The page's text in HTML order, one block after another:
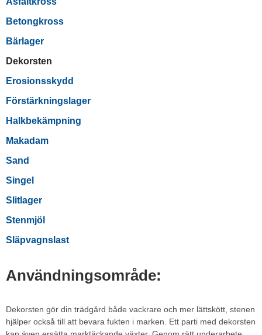
Betongkross
Bärlager
Dekorsten
Erosionsskydd
Förstärkningslager
Halkbekämpning
Makadam
Sand
Singel
Slitlager
Stenmjöl
Släpvagnslast
Användnings­område:
Dekorsten gör din trädgård både vackrare och mer lättskött, stenen
hjälper också till att bevara fukten i marken. Ett parti med dekorsten